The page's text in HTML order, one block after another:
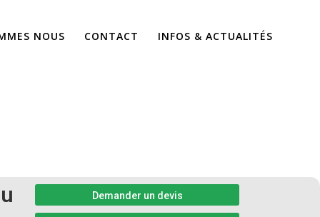
NOUS CONTACT INFOS & ACTUALITÉS
Demander un devis